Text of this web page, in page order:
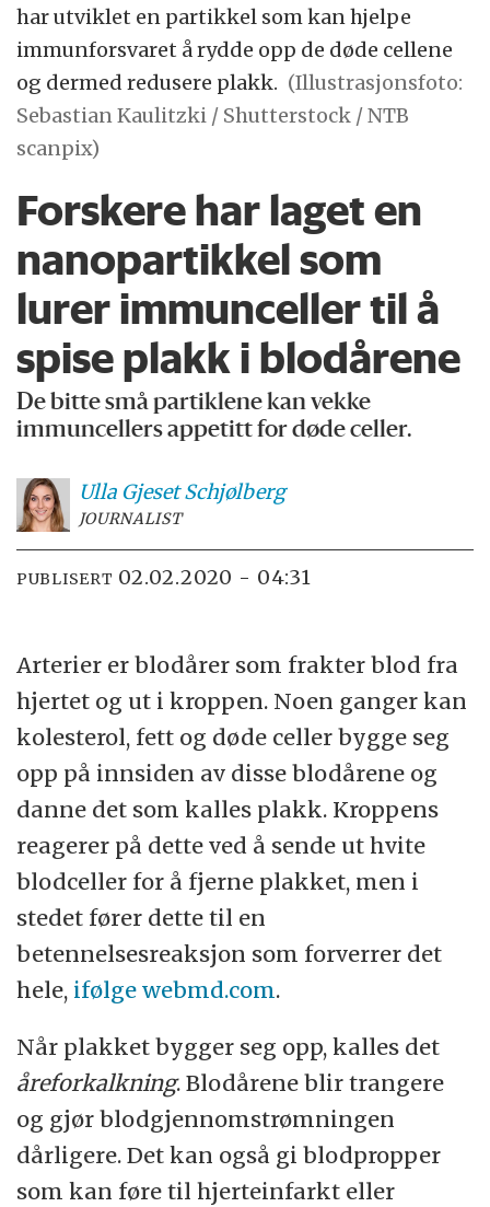
har utviklet en partikkel som kan hjelpe
immunforsvaret å rydde opp de døde cellene
og dermed redusere plakk. (Illustrasjonsfoto:
Sebastian Kaulitzki / Shutterstock / NTB
scanpix)
Forskere har laget en
nanopartikkel som
lurer immunceller til å
spise plakk i blodårene
De bitte små partiklene kan vekke
immuncellers appetitt for døde celler.
Ulla Gjeset Schjølberg
JOURNALIST
PUBLISERT 02.02.2020 - 04:31
Arterier er blodårer som frakter blod fra
hjertet og ut i kroppen. Noen ganger kan
kolesterol, fett og døde celler bygge seg
opp på innsiden av disse blodårene og
danne det som kalles plakk. Kroppens
reagerer på dette ved å sende ut hvite
blodceller for å fjerne plakket, men i
stedet fører dette til en
betennelsesreaksjon som forverrer det
hele, ifølge webmd.com.
Når plakket bygger seg opp, kalles det
åreforkalkning. Blodårene blir trangere
og gjør blodgjennomstrømningen
dårligere. Det kan også gi blodpropper
som kan føre til hjerteinfarkt eller